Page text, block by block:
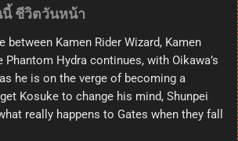
ชีวิตวันหน้า
between Kamen Rider Wizard, Kamen
Phantom Hydra continues, with Oikawa’s
he is on the verge of becoming a
Kosuke to change his mind, Shunpei
really happens to Gates when they fall